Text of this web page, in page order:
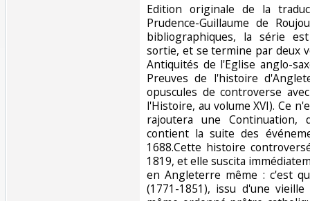
‎Edition originale de la
Prudence-Guillaume de
bibliographiques, la série
sortie, et se termine par deux
Antiquités de l'Eglise anglo-
Preuves de l'histoire
opuscules de controverse
l'Histoire, au volume XVI). Ce
rajoutera une
contient la suite des
1688.Cette histoire
1819, et elle suscita
en Angleterre même : c'est
(1771-1851), issu d'une